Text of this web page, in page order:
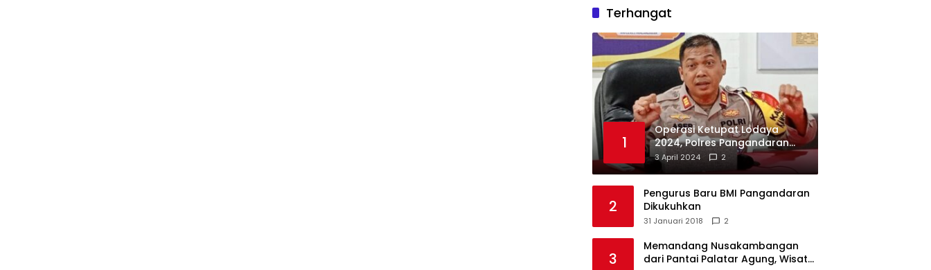
Terhangat
1
Operasi Ketupat Lodaya
2024, Polres Pangandaran
Dirikan 12 Pos Pengamanan
3 April 2024 2
2
Pengurus Baru BMI Pangandaran
Dikukuhkan
31 Januari 2018 2
3
Memandang Nusakambangan
dari Pantai Palatar Agung, Wisata